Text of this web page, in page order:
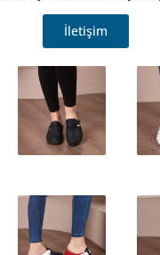
İletişim